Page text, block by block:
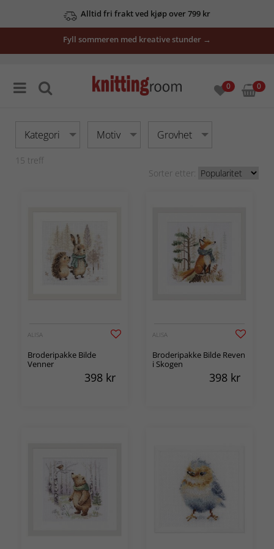
Alltid fri frakt ved kjøp over 799 kr
Fyll sommeren med kreative stunder →
0 0
Kategori Motiv Grovhet
15 treff
Sorter etter:
ALISA
Broderipakke Bilde
Venner
398 kr
ALISA
Broderipakke Bilde Reven
i Skogen
398 kr